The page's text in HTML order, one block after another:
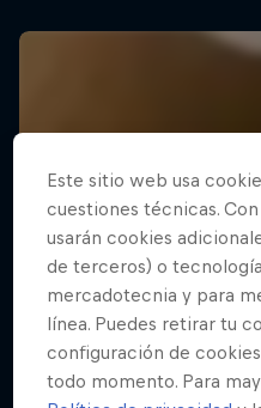
Este sitio web usa
cuestiones técnicas.
usarán cookies
de terceros) o
mercadotecnia y para
línea. Puedes retirar tu
configuración de
todo momento. Para